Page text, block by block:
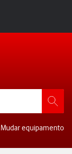
Mudar equipamento